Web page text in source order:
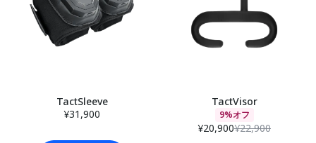
TactSleeve
¥31,900
TactVisor
9%オフ
¥20,900¥22,900